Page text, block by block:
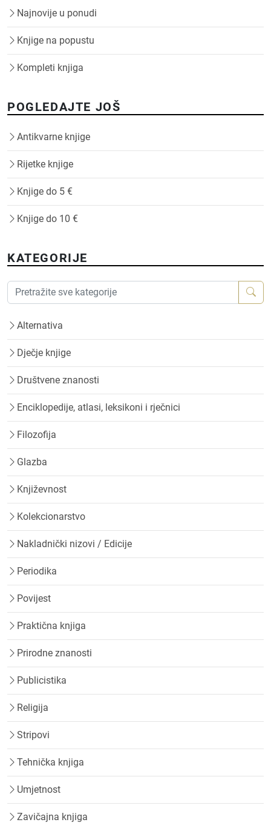
Najnovije u ponudi
Knjige na popustu
Kompleti knjiga
POGLEDAJTE JOŠ
Antikvarne knjige
Rijetke knjige
Knjige do 5 €
Knjige do 10 €
KATEGORIJE
Alternativa
Dječje knjige
Društvene znanosti
Enciklopedije, atlasi, leksikoni i rječnici
Filozofija
Glazba
Književnost
Kolekcionarstvo
Nakladnički nizovi / Edicije
Periodika
Povijest
Praktična knjiga
Prirodne znanosti
Publicistika
Religija
Stripovi
Tehnička knjiga
Umjetnost
Zavičajna knjiga